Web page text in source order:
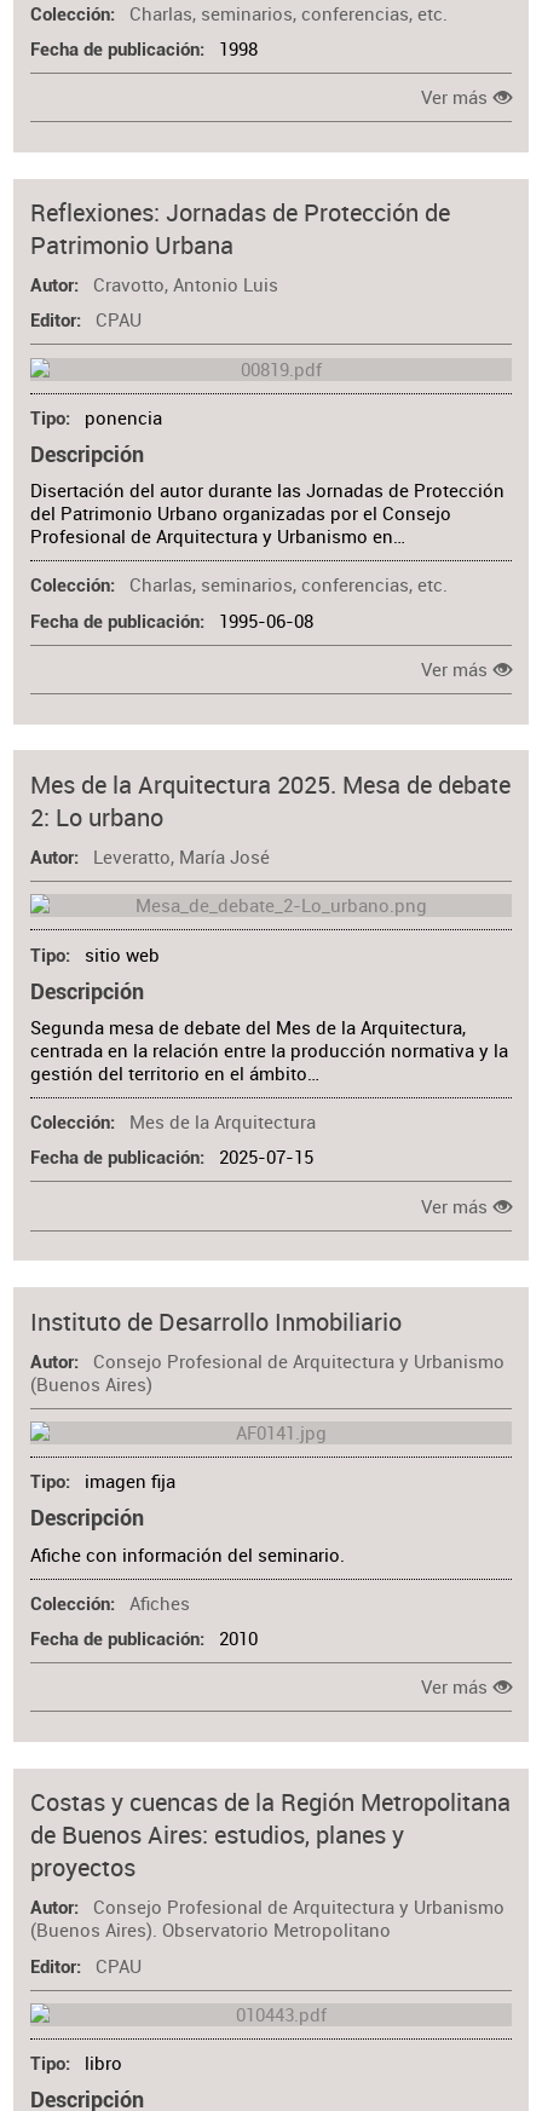
Colección Charlas, seminarios, conferencias, etc.
Fecha de publicación 1998
Ver más
Reflexiones: Jornadas de Protección de
Patrimonio Urbana
Autor Cravotto, Antonio Luis
Editor CPAU
Tipo ponencia
Descripción
Disertación del autor durante las Jornadas de Protección
del Patrimonio Urbano organizadas por el Consejo
Profesional de Arquitectura y Urbanismo en…
Colección Charlas, seminarios, conferencias, etc.
Fecha de publicación 1995-06-08
Ver más
Mes de la Arquitectura 2025. Mesa de debate
2: Lo urbano
Autor Leveratto, María José
Tipo sitio web
Descripción
Segunda mesa de debate del Mes de la Arquitectura,
centrada en la relación entre la producción normativa y la
gestión del territorio en el ámbito…
Colección Mes de la Arquitectura
Fecha de publicación 2025-07-15
Ver más
Instituto de Desarrollo Inmobiliario
Autor
Consejo Profesional de Arquitectura y Urbanismo
(Buenos Aires)
Tipo imagen fija
Descripción
Afiche con información del seminario.
Colección Afiches
Fecha de publicación 2010
Ver más
Costas y cuencas de la Región Metropolitana
de Buenos Aires: estudios, planes y
proyectos
Autor
Consejo Profesional de Arquitectura y Urbanismo
(Buenos Aires). Observatorio Metropolitano
Editor CPAU
Tipo libro
Descripción